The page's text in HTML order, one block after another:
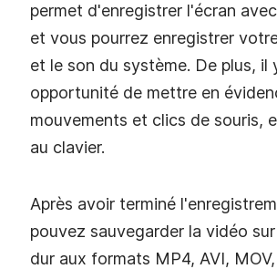
permet d'enregistrer l'écran
et vous pourrez enregistrer
et le son du système. De plus, il
opportunité de mettre en
mouvements et clics de souris,
au clavier.
Après avoir terminé
pouvez sauvegarder la vidéo
dur aux formats MP4, AVI,